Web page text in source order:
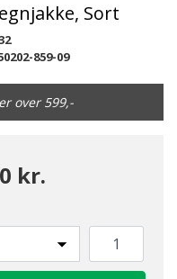
Sort
859-09
over 599,-
kr.